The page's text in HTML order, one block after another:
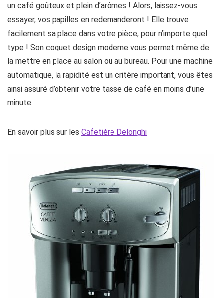
un café goûteux et plein d’arômes ! Alors, laissez-vous
essayer, vos papilles en redemanderont ! Elle trouve
facilement sa place dans votre pièce, pour n’importe quel
type ! Son coquet design moderne vous permet même de
la mettre en place au salon ou au bureau. Pour une machine
automatique, la rapidité est un critère important, vous êtes
ainsi assuré d’obtenir votre tasse de café en moins d’une
minute.
En savoir plus sur les Cafetière Delonghi